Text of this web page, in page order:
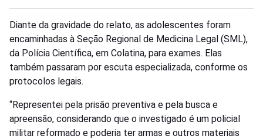
Diante da gravidade do relato, as adolescentes foram
encaminhadas à Seção Regional de Medicina Legal (SML),
da Polícia Científica, em Colatina, para exames. Elas
também passaram por escuta especializada, conforme os
protocolos legais.
“Representei pela prisão preventiva e pela busca e
apreensão, considerando que o investigado é um policial
militar reformado e poderia ter armas e outros materiais